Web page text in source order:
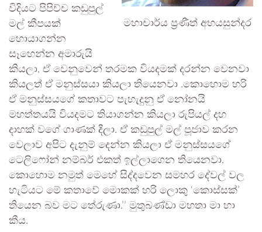
මහාචාර්ය ප්‍රණීත් අභයසුන්දර
විදියට පිපිච්ච කඩුපුල්
මල් කීපයක්
හොයාගන්න
සෑහෙන්න අමාරුයි
කියලා, ඒ වෙනුවෙන් තරමක වියදමක් දරන්න වෙනවා
කියලත් ඒ මනුස්සයා කියලා තියෙනවා .කොහොම හරි
ඒ මනුස්සයගේ කතාවට පැහැදුනු ඒ නෝනයි
මහත්තයයි වියදමට තියාගන්න කියලා රුපියල් දහ
දාහක් වගේ ගාණක් දීලා. ඒ කඩුපුල් මල් පූජාව කරන
වෙලාව අපිට දැනුම් දෙන්න කියලා ඒ මනුස්සයගේ
ටෙලිෆෝන් නම්බර් එකත් ඉල්ලාගෙන තියෙනවා.
කොහොම නමුත් මෙහේ සිද්දවෙන සමහර දේවල් වල
හැටියට මේ කතාවේ මොකක් හරි ලොකු ‘කොස්සක්’
තියෙන බව මට තේරුණා.’’ මුතුබණ්ඩා මහතා මා හා
කීය.